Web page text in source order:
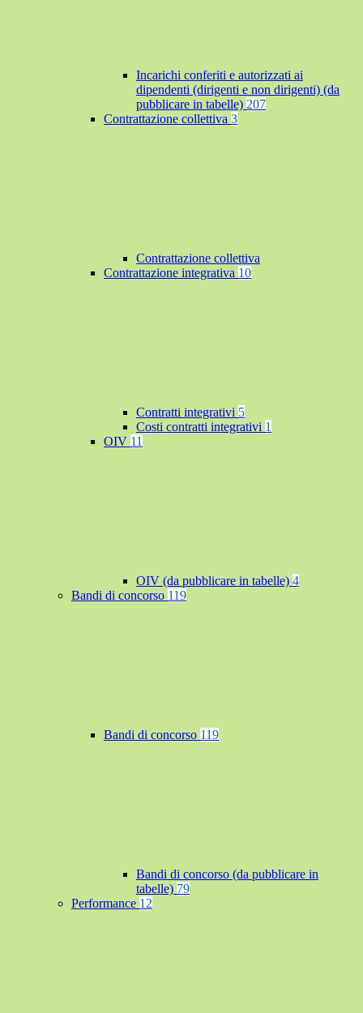
Incarichi conferiti e autorizzati ai
dipendenti (dirigenti e non dirigenti) (da
pubblicare in tabelle) 207
Contrattazione collettiva 3
Contrattazione collettiva
Contrattazione integrativa 10
Contratti integrativi 5
Costi contratti integrativi 1
OIV 11
OIV (da pubblicare in tabelle) 4
Bandi di concorso 119
Bandi di concorso 119
Bandi di concorso (da pubblicare in
tabelle) 79
Performance 12